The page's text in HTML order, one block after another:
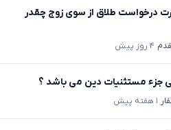
درخواست طلاق از سوی زوج چقدر
۴ روز پیش
جزء مستثنیات دین می باشد ؟
۱ هفته پیش